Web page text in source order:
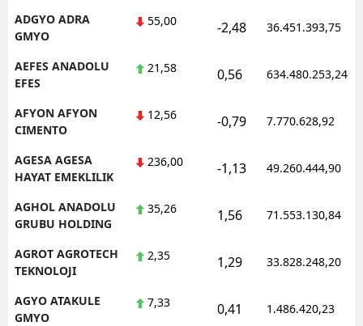
ADGYO ADRA
GMYO
55,00 -2,48 36.451.393,75
AEFES ANADOLU
EFES
21,58 0,56 634.480.253,24
AFYON AFYON
CIMENTO
12,56 -0,79 7.770.628,92
AGESA AGESA
HAYAT EMEKLILIK
236,00 -1,13 49.260.444,90
AGHOL ANADOLU
GRUBU HOLDING
35,26 1,56 71.553.130,84
AGROT AGROTECH
TEKNOLOJI
2,35 1,29 33.828.248,20
AGYO ATAKULE
GMYO
7,33 0,41 1.486.420,23